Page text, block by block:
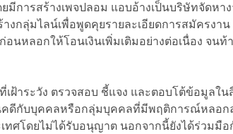
มีการสร้างเพจปลอม แอบอ้างเป็นบริษัทจัดหา
งกลุ่มไลน์เพื่อพูดคุยรายละเอียดการสมัครงา
อนหลอกให้โอนเงินเพิ่มเติมอย่างต่อเนื่อง จนท้
ฝ้าระวัง ตรวจสอบ ชี้แจง และตอบโต้ข้อมูลใน
คดีกับบุคคลหรือกลุ่มบุคคลที่มีพฤติการณ์หลอก
ทศโดยไม่ได้รับอนุญาต นอกจากนี้ยังได้ร่วมมือ